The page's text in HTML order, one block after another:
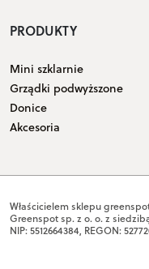
PRODUKTY
Mini szklarnie
Grządki podwyższone
Donice
Akcesoria
Właścicielem sklepu
Greenspot sp. z o. o. z
NIP: 5512664384, REGON: